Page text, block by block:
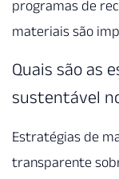
programas de
materiais são
Quais são as
sustentável
Estratégias de
transparente